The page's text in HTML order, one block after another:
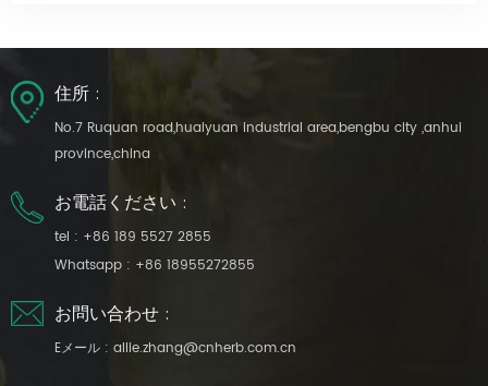
住所 :
No.7 Ruquan road,huaiyuan industrial area,bengbu city ,anhui
province,china
お電話ください :
tel : +86 189 5527 2855
Whatsapp : +86 18955272855
お問い合わせ :
Eメール : allie.zhang@cnherb.com.cn